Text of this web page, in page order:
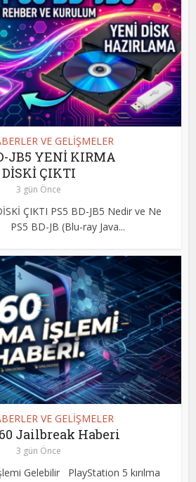
VE GELİŞMELER
JB5 YENİ KIRMA
DİSKİ ÇIKTI
3 gün Önce
ÇIKTI PS5 BD-JB5 Nedir ve Ne
BD-JB (Blu-ray Java...
VE GELİŞMELER
Jailbreak Haberi
3 gün Önce
Gelebilir PlayStation 5 kırılma